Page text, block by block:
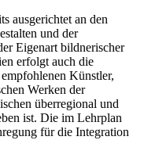
ausgerichtet an den
und der
Eigenart bildnerischer
erfolgt auch die
Künstler,
Werken der
überregional und
ist. Die im Lehrplan
für die Integration